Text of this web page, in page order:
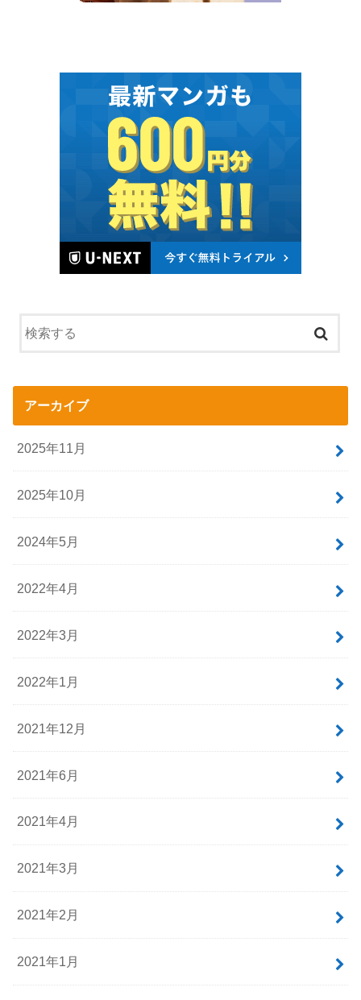
アーカイブ
2025年11月
2025年10月
2024年5月
2022年4月
2022年3月
2022年1月
2021年12月
2021年6月
2021年4月
2021年3月
2021年2月
2021年1月